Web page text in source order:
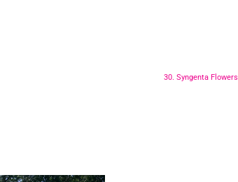
30. Syngenta Flowers